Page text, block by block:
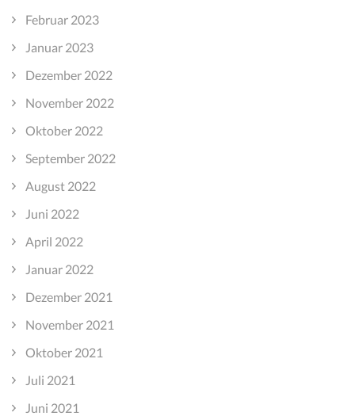
Februar 2023
Januar 2023
Dezember 2022
November 2022
Oktober 2022
September 2022
August 2022
Juni 2022
April 2022
Januar 2022
Dezember 2021
November 2021
Oktober 2021
Juli 2021
Juni 2021